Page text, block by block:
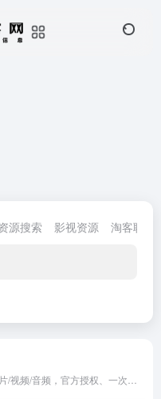
源搜索 影视资源 淘客联盟